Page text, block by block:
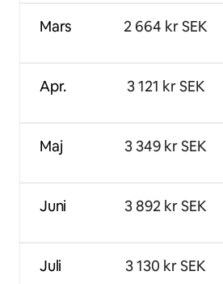
Mars
Apr.
Maj
Juni
Juli
2 664 kr SEK
3 121 kr SEK
3 349 kr SEK
3 892 kr SEK
3 130 kr SEK